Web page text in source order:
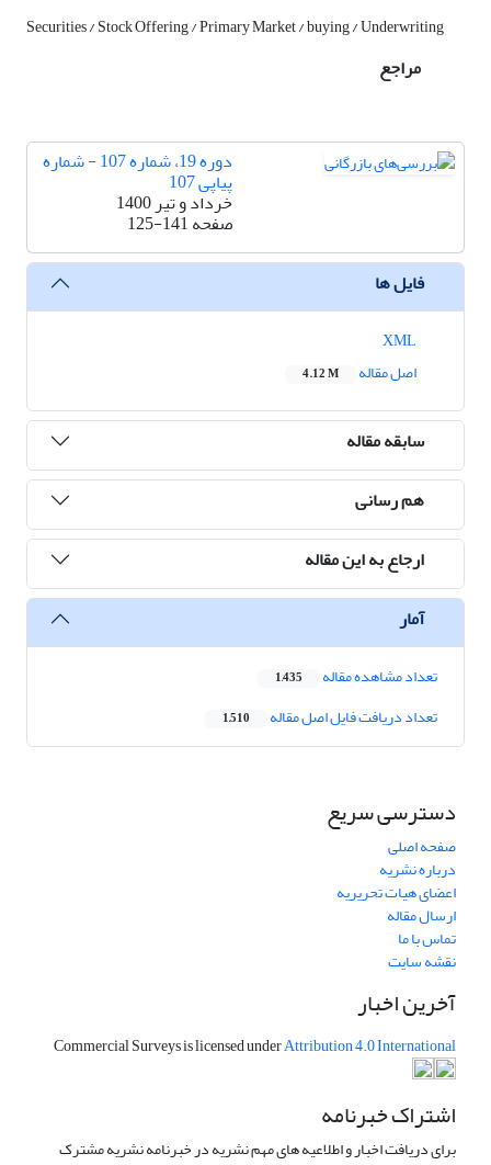
Securities / Stock Offering / Primary Market / buying / Underwriting
مراجع
دوره 19، شماره 107 - شماره
پیاپی 107
خرداد و تیر 1400
صفحه125-141
فایل ها
اصل مقاله
4.12 M
سابقه مقاله
هم رسانی
ارجاع به این مقاله
آمار
تعداد مشاهده مقاله 1,435
تعداد دریافت فایل اصل مقاله 1,510
دسترسی سریع
صفحه اصلی
درباره نشریه
اعضای هیات تحریریه
ارسال مقاله
تماس با ما
نقشه سایت
آخرین اخبار
Commercial Surveys is licensed underAttribution 4.0 International
اشتراک خبرنامه
برای دریافت اخبار و اطلاعیه های مهم نشریه در خبرنامه نشریه مشترک